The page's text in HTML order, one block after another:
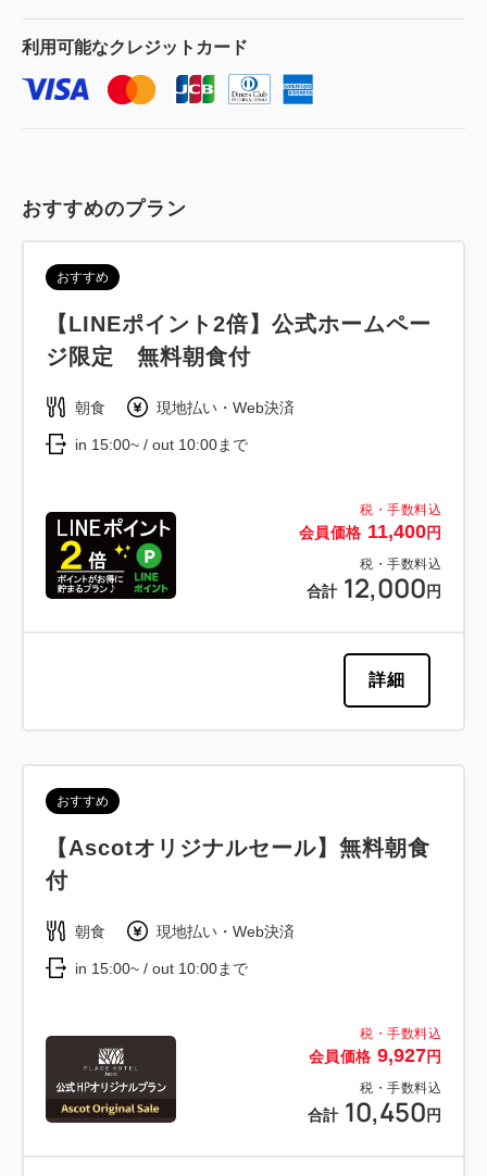
利用可能なクレジットカード
おすすめのプラン
税・手数料込
会員価格 11,400円
税・手数料込
合計 12,000 円
おすすめ
【LINEポイント2倍】公式ホームペー
ジ限定 無料朝食付
朝食 現地払い・Web決済
in 15:00~ / out 10:00まで
詳細
税・手数料込
会員価格 9,927円
税・手数料込
合計 10,450 円
おすすめ
【Ascotオリジナルセール】無料朝食
付
朝食 現地払い・Web決済
in 15:00~ / out 10:00まで